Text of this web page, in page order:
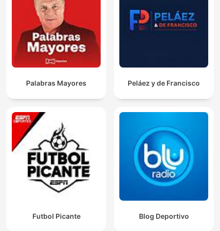
Palabras Mayores Peláez y de Francisco
Futbol Picante Blog Deportivo